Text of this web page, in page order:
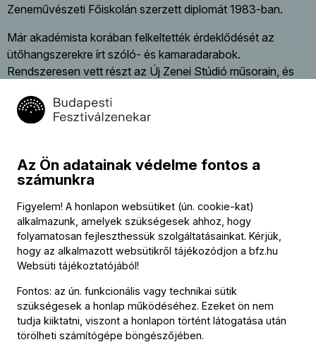
Zeneművészeti Főiskolán szerzett diplomát 1983-ban.
Már akadémista korában felkeltették érdeklődését az
ütőhangszerekre írt szóló- és kamaradarabok.
Rendszeresen vett részt az Új Zenei Stúdió műsorain, és
lemezfelvételeken.
egyik legismertebb ütőegyüttese. Rácz Zoltán
karmesterként is tevékeny, rendszeresen vezényli az
UMZE együttesét, érdeklődésének homlokterében a kortárs
zene áll.
Kapcsolat
Kapcsolat
Székhely és számlázási cím:
Az Ön adatainak védelme fontos a
számunkra
Figyelem! A honlapon websütiket (ún. cookie-kat)
alkalmazunk, amelyek szükségesek ahhoz, hogy
folyamatosan fejleszthessük szolgáltatásainkat. Kérjük,
hogy az alkalmazott websütikről tájékozódjon a bfz.hu
Websüti tájékoztatójából!
Fontos: az ún. funkcionális vagy technikai sütik
szükségesek a honlap működéséhez. Ezeket ön nem
tudja kiiktatni, viszont a honlapon történt látogatása után
törölheti számítógépe böngészőjében.